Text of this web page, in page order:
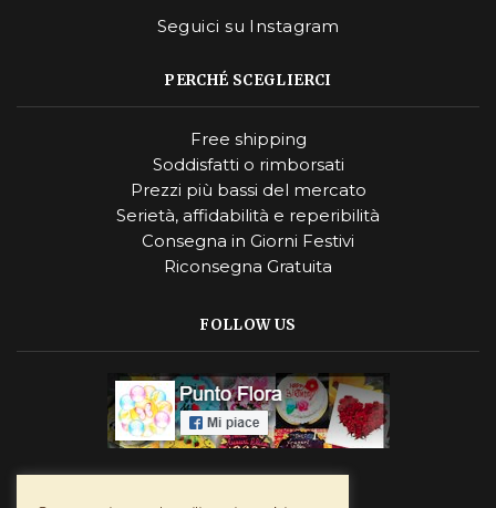
Seguici su Instagram
PERCHÉ SCEGLIERCI
Free shipping
Soddisfatti o rimborsati
Prezzi più bassi del mercato
Serietà, affidabilità e reperibilità
Consegna in Giorni Festivi
Riconsegna Gratuita
FOLLOW US